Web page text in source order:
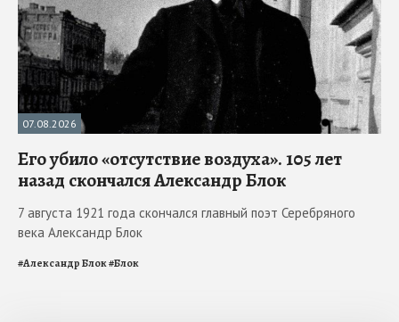
07.08.2026
Его убило «отсутствие воздуха». 105 лет
назад скончался Александр Блок
7 августа 1921 года скончался главный поэт Серебряного
века Александр Блок
#Александр Блок#Блок